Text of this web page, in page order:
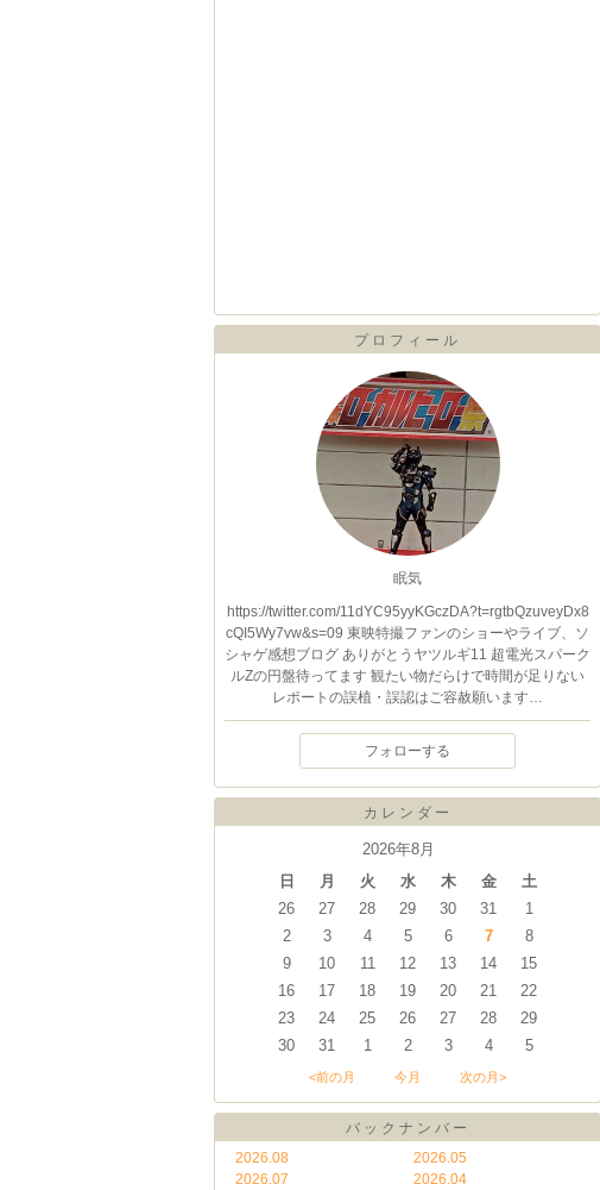
プロフィール
眠気
https://twitter.com/11dYC95yyKGczDA?t=rgtbQzuveyDx8
cQI5Wy7vw&s=09 東映特撮ファンのショーやライブ、ソ
シャゲ感想ブログ ありがとうヤツルギ11 超電光スパーク
ルZの円盤待ってます 観たい物だらけで時間が足りない
レポートの誤植・誤認はご容赦願います…
フォローする
カレンダー
2026年8月
日
月 火 水 木 金
土
26
27 28 29 30 31
1
2
3 4 5 6 7
8
9
10 11 12 13 14
15
16
17 18 19 20 21
22
23
24 25 26 27 28
29
30
31 1 2 3 4 5
<前の月 今月 次の月>
バックナンバー
2026.08
2026.07
2026.05
2026.04